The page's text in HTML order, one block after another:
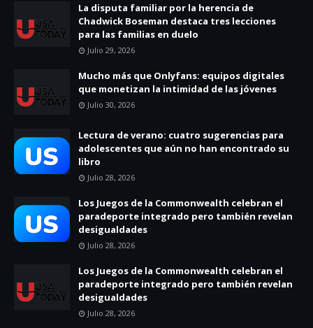
La disputa familiar por la herencia de
Chadwick Boseman destaca tres lecciones
para las familias en duelo
Julio 29, 2026
Mucho más que Onlyfans: equipos digitales
que monetizan la intimidad de las jóvenes
Julio 30, 2026
Lectura de verano: cuatro sugerencias para
adolescentes que aún no han encontrado su
libro
Julio 28, 2026
Los Juegos de la Commonwealth celebran el
paradeporte integrado pero también revelan
desigualdades
Julio 28, 2026
Los Juegos de la Commonwealth celebran el
paradeporte integrado pero también revelan
desigualdades
Julio 28, 2026